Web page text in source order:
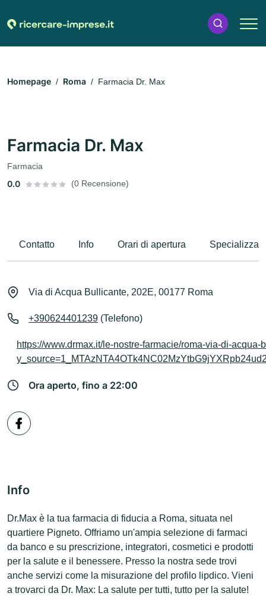
Homepage Roma Farmacia Dr. Max
Farmacia Dr. Max
Farmacia
0.0 (0 Recensione)
Contatto Info Orari di apertura
Via di Acqua Bullicante, 202E, 00177 Roma
+390624401239 (Telefono)
https://www.drmax.it/le-nostre-farmacie/roma-via-di-acqua-
Ora aperto, fino a 22:00
Info
Dr.Max è la tua farmacia di fiducia a Roma, situata nel
quartiere Pigneto. Offriamo un'ampia selezione di farmaci
da banco e su prescrizione, integratori, cosmetici e prodotti
per la salute e il benessere. Presso la nostra sede trovi
anche servizi come la misurazione del profilo lipdico. Vieni
a trovarci da Dr. Max: La salute per tutti, tutto per la salute!